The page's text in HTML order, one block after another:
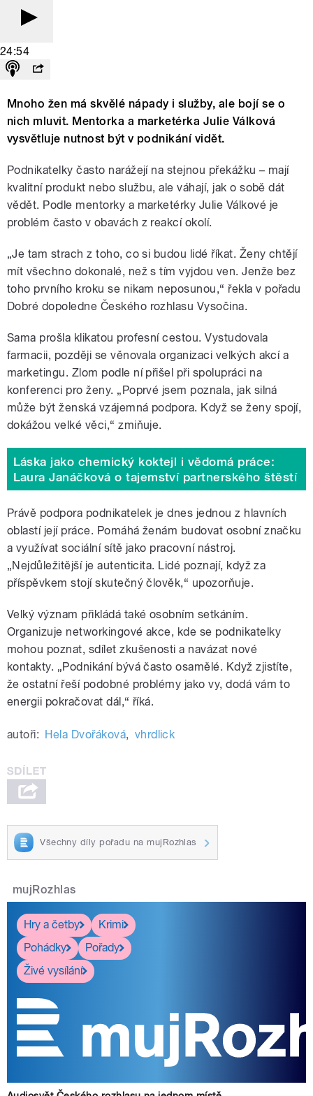
24:54
Mnoho žen má skvělé nápady i služby, ale bojí se o
nich mluvit. Mentorka a marketérka Julie Válková
vysvětluje nutnost být v podnikání vidět.
Podnikatelky často narážejí na stejnou překážku – mají
kvalitní produkt nebo službu, ale váhají, jak o sobě dát
vědět. Podle mentorky a marketérky Julie Válkové je
problém často v obavách z reakcí okolí.
„Je tam strach z toho, co si budou lidé říkat. Ženy chtějí
mít všechno dokonalé, než s tím vyjdou ven. Jenže bez
toho prvního kroku se nikam neposunou,“ řekla v pořadu
Dobré dopoledne Českého rozhlasu Vysočina.
Sama prošla klikatou profesní cestou. Vystudovala
farmacii, později se věnovala organizaci velkých akcí a
marketingu. Zlom podle ní přišel při spolupráci na
konferenci pro ženy. „Poprvé jsem poznala, jak silná
může být ženská vzájemná podpora. Když se ženy spojí,
dokážou velké věci,“ zmiňuje.
Láska jako chemický koktejl i vědomá práce:
Laura Janáčková o tajemství partnerského štěstí
Právě podpora podnikatelek je dnes jednou z hlavních
oblastí její práce. Pomáhá ženám budovat osobní značku
a využívat sociální sítě jako pracovní nástroj.
„Nejdůležitější je autenticita. Lidé poznají, když za
příspěvkem stojí skutečný člověk,“ upozorňuje.
Velký význam přikládá také osobním setkáním.
Organizuje networkingové akce, kde se podnikatelky
mohou poznat, sdílet zkušenosti a navázat nové
kontakty. „Podnikání bývá často osamělé. Když zjistíte,
že ostatní řeší podobné problémy jako vy, dodá vám to
energii pokračovat dál,“ říká.
autoři: Hela Dvořáková, vhrdlick
Všechny díly pořadu na mujRozhlas
mujRozhlas
Hry a četby
Krimi
Pohádky
Pořady
Živé vysílání